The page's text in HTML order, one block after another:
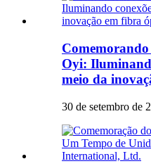
Oyi:
meio da
30 de setembro de